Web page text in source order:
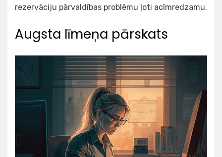
rezervāciju pārvaldības problēmu ļoti acīmredzamu.
Augsta līmeņa pārskats